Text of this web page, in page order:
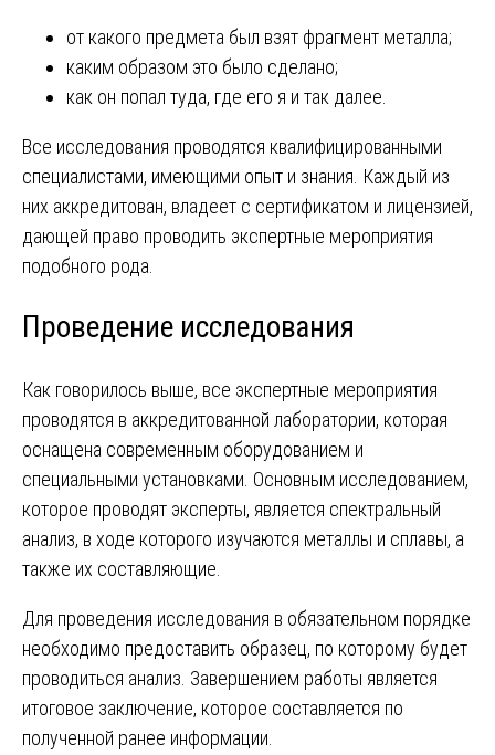
от какого предмета был взят фрагмент металла;
каким образом это было сделано;
как он попал туда, где его я и так далее.
Все исследования проводятся квалифицированными
специалистами, имеющими опыт и знания. Каждый из
них аккредитован, владеет с сертификатом и лицензией,
дающей право проводить экспертные мероприятия
подобного рода.
Проведение исследования
Как говорилось выше, все экспертные мероприятия
проводятся в аккредитованной лаборатории, которая
оснащена современным оборудованием и
специальными установками. Основным исследованием,
которое проводят эксперты, является спектральный
анализ, в ходе которого изучаются металлы и сплавы, а
также их составляющие.
Для проведения исследования в обязательном порядке
необходимо предоставить образец, по которому будет
проводиться анализ. Завершением работы является
итоговое заключение, которое составляется по
полученной ранее информации.